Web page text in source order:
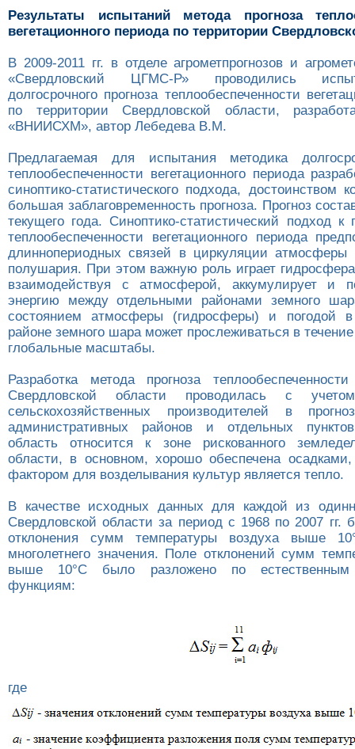
Результаты испытаний метода прогноза
вегетационного периода по территории
В 2009-2011 гг. в отделе агрометпрогнозов и
«Свердловский ЦГМС-Р» проводились
долгосрочного прогноза теплообеспеченности
по территории Свердловской области,
«ВНИИСХМ», автор Лебедева В.М.
Предлагаемая для испытания методика
теплообеспеченности вегетационного периода
синоптико-статистического подхода, достоинством
большая заблаговременность прогноза. Прогноз
текущего года. Синоптико-статистический подход к
теплообеспеченности вегетационного периода
длиннопериодных связей в циркуляции атмосферы
полушария. При этом важную роль играет
взаимодействуя с атмосферой, аккумулирует и
энергию между отдельными районами земного
состоянием атмосферы (гидросферы) и погодой
районе земного шара может прослеживаться в
глобальные масштабы.
Разработка метода прогноза
Свердловской области проводилась с
сельскохозяйственных производителей в
административных районов и отдельных
область относится к зоне рискованного
области, в основном, хорошо обеспечена
фактором для возделывания культур является тепло.
В качестве исходных данных для каждой из
Свердловской области за период с 1968 по 2007 гг.
отклонения сумм температуры воздуха выше
многолетнего значения. Поле отклонений сумм
выше 10°С было разложено по естественным
функциям:
где